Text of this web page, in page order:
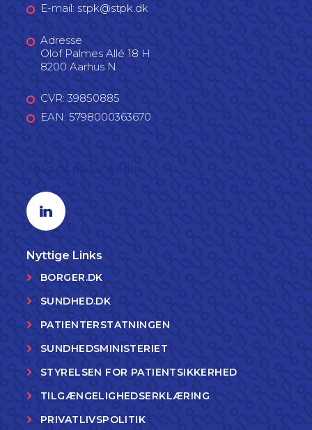
E-mail: stpk@stpk.dk
Adresse
Olof Palmes Allé 18 H
8200 Aarhus N
CVR: 39850885
EAN: 5798000363670
Linkedin profil
Nyttige Links
BORGER.DK
SUNDHED.DK
PATIENTERSTATNINGEN
SUNDHEDSMINISTERIET
STYRELSEN FOR PATIENTSIKKERHED
TILGÆNGELIGHEDSERKLÆRING
PRIVATLIVSPOLITIK